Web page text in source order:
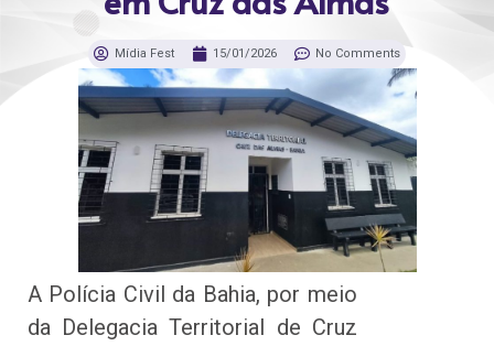
Mídia Fest 15/01/2026 No Comments
A Polícia Civil da Bahia, por meio
da Delegacia Territorial de Cruz